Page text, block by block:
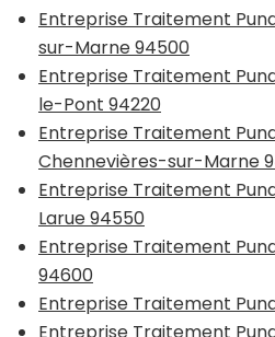
Entreprise Traitement
sur-Marne 94500
Entreprise Traitement
le-Pont 94220
Entreprise Traitement
Chennevières-sur-Marne
Entreprise Traitement
Larue 94550
Entreprise Traitement
94600
Entreprise Traitement
Entreprise Traitement